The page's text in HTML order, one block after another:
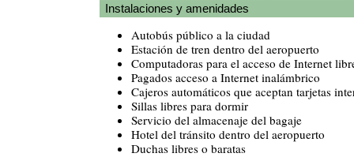
Instalaciones y amenidades
Autobús público a la ciudad
Estación de tren dentro del aeropuerto
Computadoras para el acceso de Internet
Pagados acceso a Internet inalámbrico
Cajeros automáticos que aceptan tarjetas
Sillas libres para dormir
Servicio del almacenaje del bagaje
Hotel del tránsito dentro del aeropuerto
Duchas libres o baratas